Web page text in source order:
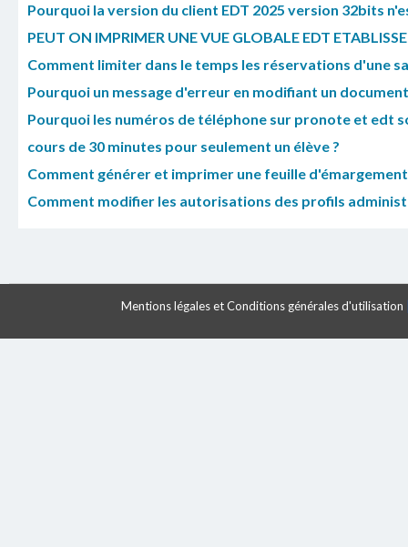
Pourquoi la version du client EDT 2025 version 32bits
PEUT ON IMPRIMER UNE VUE GLOBALE EDT
Comment limiter dans le temps les réservations d'une
Pourquoi un message d'erreur en modifiant un
Pourquoi les numéros de téléphone sur pronote et edt
cours de 30 minutes pour seulement un élève ?
Comment générer et imprimer une feuille
Comment modifier les autorisations des profils
Mentions légales et Conditions générales d'utilisation